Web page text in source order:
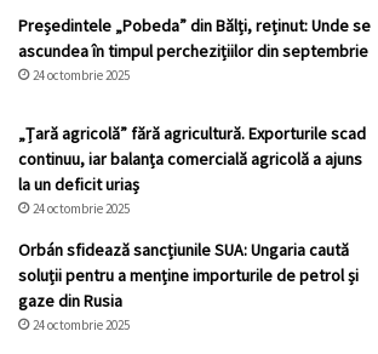
Președintele „Pobeda” din Bălți, reținut: Unde se
ascundea în timpul perchezițiilor din septembrie
24 octombrie 2025
„Țară agricolă” fără agricultură. Exporturile scad
continuu, iar balanța comercială agricolă a ajuns
la un deficit uriaș
24 octombrie 2025
Orbán sfidează sancțiunile SUA: Ungaria caută
soluții pentru a menține importurile de petrol și
gaze din Rusia
24 octombrie 2025